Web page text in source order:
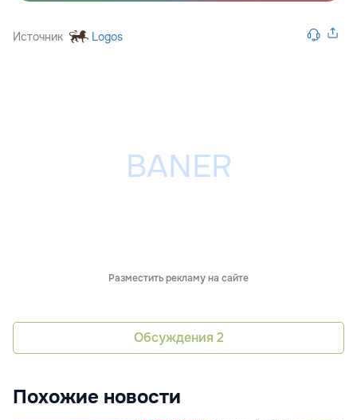
Источник Logos
Разместить рекламу на сайте
Обсуждения 2
Похожие новости